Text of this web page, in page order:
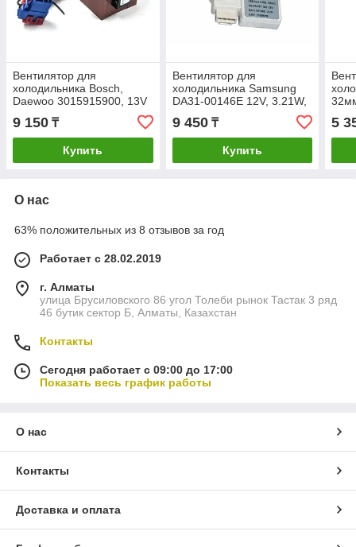
Вентилятор для
холодильника Bosch,
Daewoo 3015915900, 13V
3.3W 100mm28FR150
шток 38мм Ø3мм
9 150 ₸
Купить
Вентилятор для
холодильника Samsung
DA31-00146E 12V, 3.21W,
2620rpm (шток Ø-3,15мм,
L-42мм)
9 450₸
Купить
5
О нас
63% положительных из 8 отзывов за год
Работает с 28.02.2019
г. Алматы
улица Брусиловского 86 угол Толеби рынок Тастак 3 ряд
46 бутик сектор Б, Алматы, Казахстан
Контакты
Сегодня работает с 09:00 до 17:00
Показать весь график работы
О нас
Контакты
Доставка и оплата